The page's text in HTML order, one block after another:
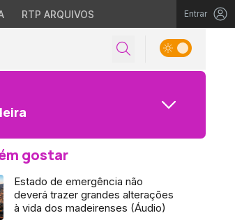
RTP ARQUIVOS Entrar
gostar
Estado de emergência não
deverá trazer grandes alterações
à vida dos madeirenses (Áudio)